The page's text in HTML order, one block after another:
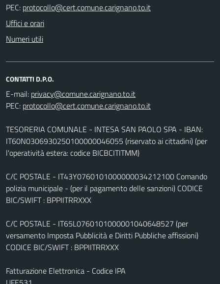
PEC:
Uffici e orari
Numeri utili
CONTATTI D.P.O.
E-mail:
PEC:
TESORERIA COMUNALE - INTESA SAN PAOLO SPA - IBAN:
IT60N0306930250100000046055 (riservato ai cittadini) (per
l'operatività estera: codice BICBCITITMM)
C/C POSTALE - IT43Y0760101000000034212100 Comando
polizia municipale - (per il pagamento delle sanzioni) CODICE
BIC/SWIFT : BPPIITRRXXX
C/C POSTALE - IT65L0760101000001040648527 (per
versamento Imposta Pubblicità e Diritti Pubbliche affissioni)
CODICE BIC/SWIFT : BPPIITRRXXX
Fatturazione Elettronica - Codice IPA